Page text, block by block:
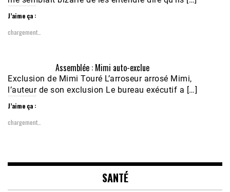
J’aime ça :
chargement…
Assemblée : Mimi auto-exclue
Exclusion de Mimi Touré L’arroseur arrosé Mimi,
l’auteur de son exclusion Le bureau exécutif a […]
J’aime ça :
chargement…
SANTÉ